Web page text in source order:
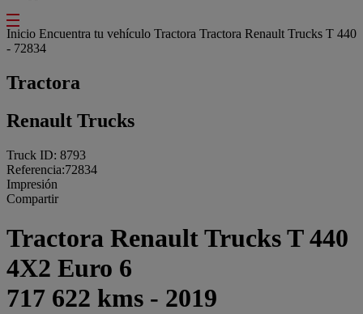
Inicio Encuentra tu vehículo Tractora Tractora Renault Trucks T 440
- 72834
Tractora
Renault Trucks
Truck ID: 8793
Referencia:72834
Impresión
Compartir
Tractora Renault Trucks T 440
4X2 Euro 6
717 622 kms - 2019